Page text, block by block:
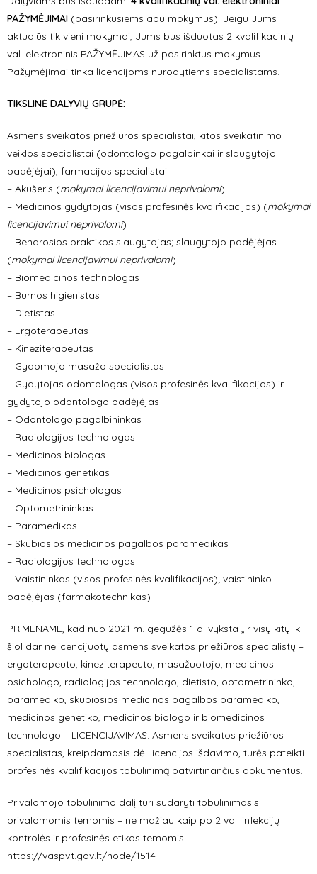
PAŽYMĖJIMAI (pasirinkusiems abu mokymus). Jeigu Jums
aktualūs tik vieni mokymai, Jums bus išduotas 2 kvalifikacinių
val. elektroninis PAŽYMĖJIMAS už pasirinktus mokymus.
Pažymėjimai tinka licencijoms nurodytiems specialistams.
TIKSLINĖ DALYVIŲ GRUPĖ:
Asmens sveikatos priežiūros specialistai, kitos sveikatinimo
veiklos specialistai (odontologo pagalbinkai ir slaugytojo
padėjėjai), farmacijos specialistai.
– Akušeris (mokymai licencijavimui neprivalomi)
– Medicinos gydytojas (visos profesinės kvalifikacijos) (mokymai
licencijavimui neprivalomi)
– Bendrosios praktikos slaugytojas; slaugytojo padėjėjas
(mokymai licencijavimui neprivalomi)
– Biomedicinos technologas
– Burnos higienistas
– Dietistas
– Ergoterapeutas
– Kineziterapeutas
– Gydomojo masažo specialistas
– Gydytojas odontologas (visos profesinės kvalifikacijos) ir
gydytojo odontologo padėjėjas
– Odontologo pagalbininkas
– Radiologijos technologas
– Medicinos biologas
– Medicinos genetikas
– Medicinos psichologas
– Optometrininkas
– Paramedikas
– Skubiosios medicinos pagalbos paramedikas
– Radiologijos technologas
– Vaistininkas (visos profesinės kvalifikacijos); vaistininko
padėjėjas (farmakotechnikas)
PRIMENAME, kad nuo 2021 m. gegužės 1 d. vyksta „ir visų kitų iki
šiol dar nelicencijuotų asmens sveikatos priežiūros specialistų –
ergoterapeuto, kineziterapeuto, masažuotojo, medicinos
psichologo, radiologijos technologo, dietisto, optometrininko,
paramediko, skubiosios medicinos pagalbos paramediko,
medicinos genetiko, medicinos biologo ir biomedicinos
technologo – LICENCIJAVIMAS. Asmens sveikatos priežiūros
specialistas, kreipdamasis dėl licencijos išdavimo, turės pateikti
profesinės kvalifikacijos tobulinimą patvirtinančius dokumentus.
Privalomojo tobulinimo dalį turi sudaryti tobulinimasis
privalomomis temomis – ne mažiau kaip po 2 val. infekcijų
kontrolės ir profesinės etikos temomis.
https://vaspvt.gov.lt/node/1514